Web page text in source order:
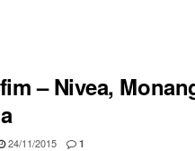
– Nivea,
24/11/2015 1